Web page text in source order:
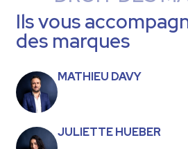
Ils vous
des marques
MATHIEU DAVY
JULIETTE HUEBER